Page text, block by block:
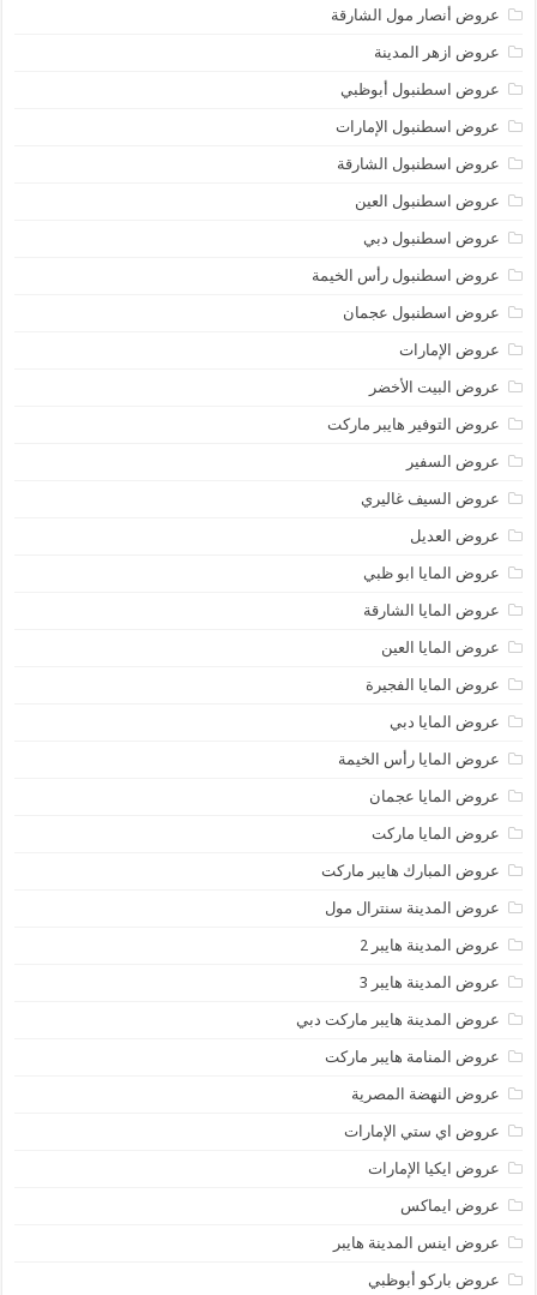
عروض أنصار مول الشارقة
عروض ازهر المدينة
عروض اسطنبول أبوظبي
عروض اسطنبول الإمارات
عروض اسطنبول الشارقة
عروض اسطنبول العين
عروض اسطنبول دبي
عروض اسطنبول رأس الخيمة
عروض اسطنبول عجمان
عروض الإمارات
عروض البيت الأخضر
عروض التوفير هايبر ماركت
عروض السفير
عروض السيف غاليري
عروض العديل
عروض المايا ابو ظبي
عروض المايا الشارقة
عروض المايا العين
عروض المايا الفجيرة
عروض المايا دبي
عروض المايا رأس الخيمة
عروض المايا عجمان
عروض المايا ماركت
عروض المبارك هايبر ماركت
عروض المدينة سنترال مول
عروض المدينة هايبر 2
عروض المدينة هايبر 3
عروض المدينة هايبر ماركت دبي
عروض المنامة هايبر ماركت
عروض النهضة المصرية
عروض اي ستي الإمارات
عروض ايكيا الإمارات
عروض ايماكس
عروض اينس المدينة هايبر
عروض باركو أبوظبي